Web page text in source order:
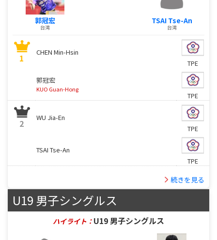
郭冠宏
台湾
TSAI Tse-An
台湾
1
CHEN Min-Hsin
TPE
郭冠宏
KUO Guan-Hong
TPE
2
WU Jia-En
TPE
TSAI Tse-An
TPE
続きを見る
U19 男子シングルス
ハイライト： U19 男子シングルス